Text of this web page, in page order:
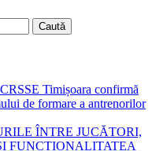
Timișoara confirmă
de formare a antrenorilor
ÎNTRE JUCĂTORI,
FUNCȚIONALITATEA